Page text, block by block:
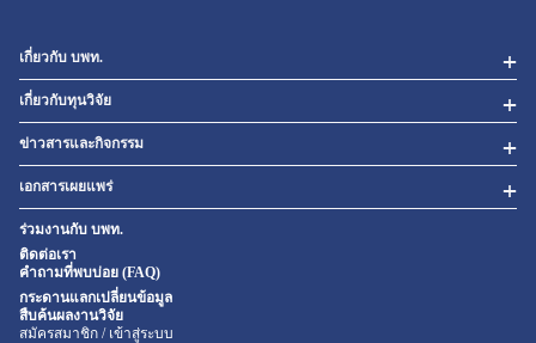
เกี่ยวกับ บพท.
เกี่ยวกับทุนวิจัย
ข่าวสารและกิจกรรม
เอกสารเผยแพร่
ร่วมงานกับ บพท.
ติดต่อเรา
คำถามที่พบบ่อย (FAQ)
กระดานแลกเปลี่ยนข้อมูล
สืบค้นผลงานวิจัย
สมัครสมาชิก / เข้าสู่ระบบ